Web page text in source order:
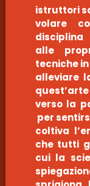
istruttori
volare
alle
tecniche
alleviare
verso la
per
coltiva
che tutti
cui la